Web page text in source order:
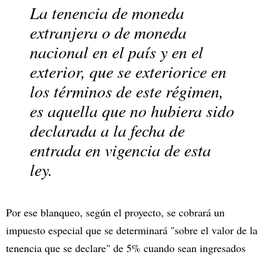
La tenencia de moneda
extranjera o de moneda
nacional en el país y en el
exterior, que se exteriorice en
los términos de este régimen,
es aquella que no hubiera sido
declarada a la fecha de
entrada en vigencia de esta
ley.
Por ese blanqueo, según el proyecto, se cobrará un
impuesto especial que se determinará "sobre el valor de la
tenencia que se declare" de 5% cuando sean ingresados